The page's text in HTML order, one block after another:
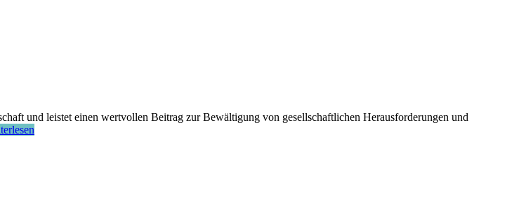
und leistet einen wertvollen Beitrag zur Bewältigung von gesellschaftlichen Herausforderungen und